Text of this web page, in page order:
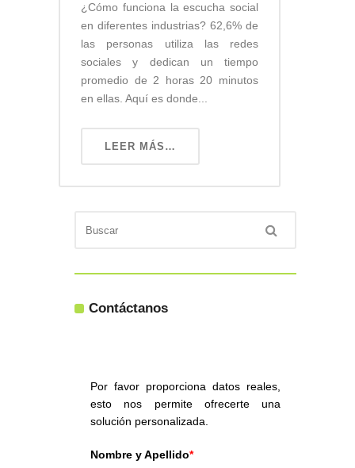
¿Cómo funciona la escucha social
en diferentes industrias? 62,6% de
las personas utiliza las redes
sociales y dedican un tiempo
promedio de 2 horas 20 minutos
en ellas. Aquí es donde...
LEER MÁS…
Contáctanos
Por favor proporciona datos reales,
esto nos permite ofrecerte una
solución personalizada.
Nombre y Apellido*